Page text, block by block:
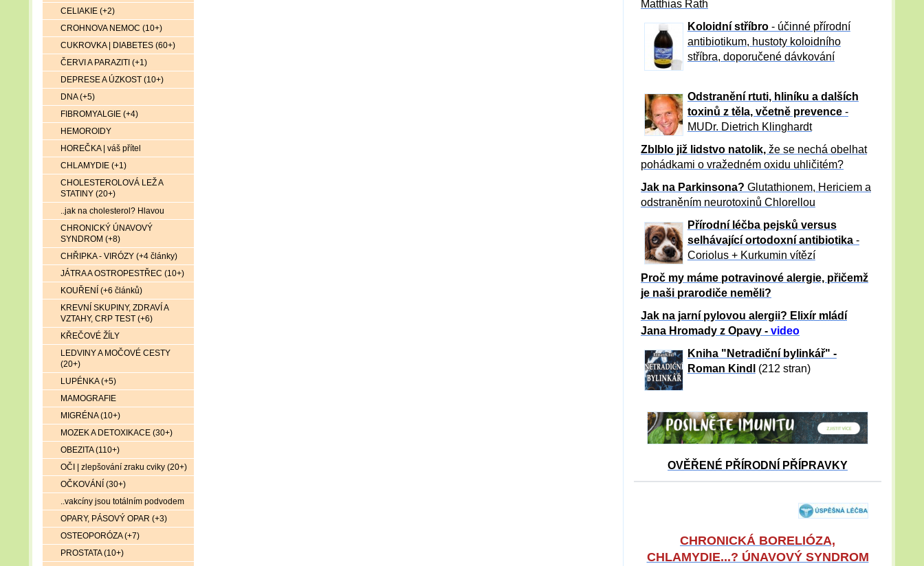
Matthias Rath
Koloidní stříbro- účinné přírodní
antibiotikum, hustoty koloidního
stříbra, doporučené dávkování
Odstranění rtuti, hliníku a dalších
toxinů z těla, včetně prevence -
MUDr. Dietrich Klinghardt
Zblblo již lidstvo natolik, že se nechá obelhat
pohádkami o vražedném oxidu uhličitém?
Jak na Parkinsona? Glutathionem, Hericiem a
odstraněním neurotoxinů Chlorellou
Přírodní léčba pejsků versus
selhávající ortodoxní antibiotika -
Coriolus + Kurkumin vítězí
Proč my máme potravinové alergie, přičemž
je naši prarodiče neměli?
Jak na jarní pylovou alergii? Elixír mládí
Jana Hromady z Opavy - video
Kniha "Netradiční bylinkář" -
Roman Kindl
(212 stran)
OVĚŘENÉ PŘÍRODNÍ PŘÍPRAVKY
CHRONICKÁ BORELIÓZA,
CHLAMYDIE...? ÚNAVOVÝ SYNDROM
CELIAKIE (+2)
CROHNOVA NEMOC (10+)
CUKROVKA | DIABETES (60+)
ČERVI A PARAZITI (+1)
DEPRESE A ÚZKOST (10+)
DNA (+5)
FIBROMYALGIE (+4)
HEMOROIDY
HOREČKA | váš přítel
CHLAMYDIE (+1)
CHOLESTEROLOVÁ LEŽ A
STATINY (20+)
..jak na cholesterol? Hlavou
CHRONICKÝ ÚNAVOVÝ
SYNDROM (+8)
CHŘIPKA - VIRÓZY (+4 články)
JÁTRA A OSTROPESTŘEC (10+)
KOUŘENÍ (+6 článků)
KREVNÍ SKUPINY, ZDRAVÍ A
VZTAHY, CRP TEST (+6)
KŘEČOVÉ ŽÍLY
LEDVINY A MOČOVÉ CESTY
(20+)
LUPÉNKA (+5)
MAMOGRAFIE
MIGRÉNA (10+)
MOZEK A DETOXIKACE (30+)
OBEZITA (110+)
OČI | zlepšování zraku cviky (20+)
OČKOVÁNÍ (30+)
..vakcíny jsou totálním podvodem
OPARY, PÁSOVÝ OPAR (+3)
OSTEOPORÓZA (+7)
PROSTATA (10+)